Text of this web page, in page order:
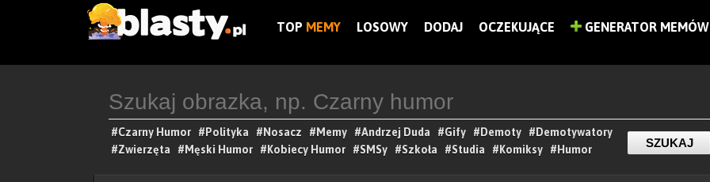
TOP MEMY LOSOWY DODAJ OCZEKUJĄCE GENERATOR MEMÓW
#Czarny Humor #Polityka #Nosacz #Memy #Andrzej Duda #Gify #Demoty
#Demotywatory
#Zwierzęta
#Męski Humor #Kobiecy Humor #SMSy #Szkoła #Studia #Komiksy #Humor